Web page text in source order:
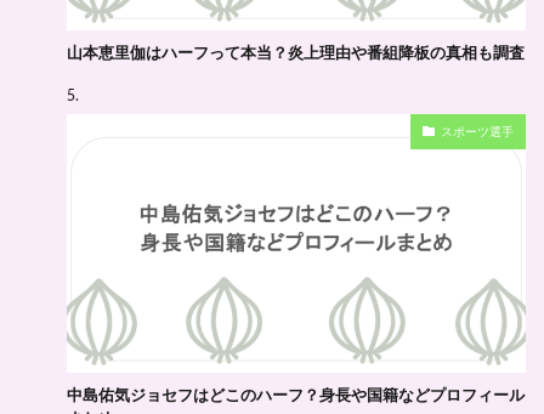
山本恵里伽はハーフって本当？炎上理由や番組降板の真相も調査
スポーツ選手
中島佑気ジョセフはどこのハーフ？身長や国籍などプロフィール